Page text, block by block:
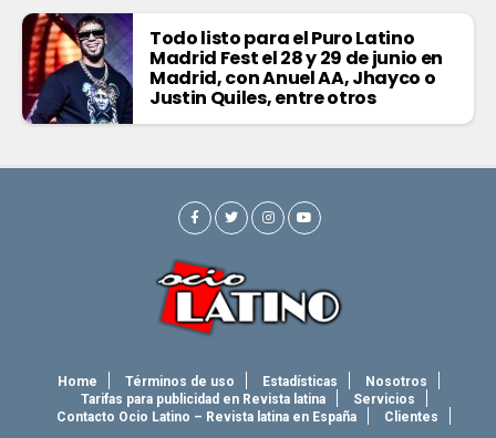
Todo listo para el Puro Latino
Madrid Fest el 28 y 29 de junio en
Madrid, con Anuel AA, Jhayco o
Justin Quiles, entre otros
Home Términos de uso Estadísticas
Nosotros
Tarifas para publicidad en Revista latina
Servicios
Contacto Ocio Latino – Revista latina en España
Clientes